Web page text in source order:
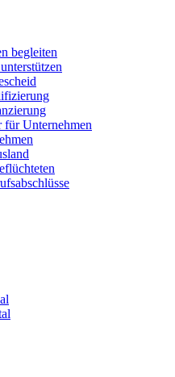
begleiten
für Unternehmen